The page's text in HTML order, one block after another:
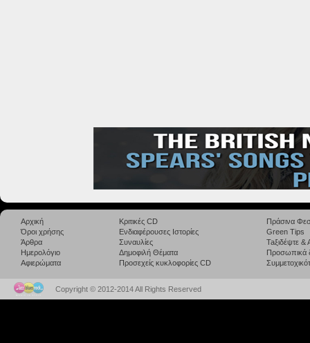
Αρχική
Όροι χρήσης
Άρθρα
Ημερολόγιο
Αφιερώματα
Κριτικές CD
Ενδιαφέρουσες Ιστορίες
Συναυλίες
Δημοφιλή Θέματα
Προσεχείς κυκλοφορίες CD
Πράσινα
Green Tips
Taξιδέψτε
Προσωπικά
Copyright © 2012-2014 All Rights Reserved